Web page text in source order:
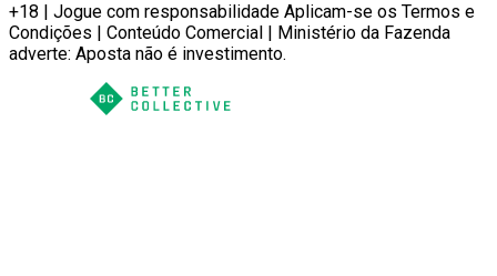
+18 | Jogue com responsabilidade Aplicam-se os Termos e
Condições | Conteúdo Comercial | Ministério da Fazenda
adverte: Aposta não é investimento.